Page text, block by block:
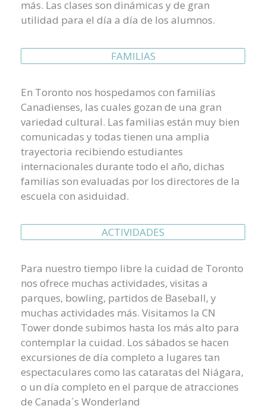
más. Las clases son dinámicas y de gran
utilidad para el día a día de los alumnos.
FAMILIAS
En Toronto nos hospedamos con familias
Canadienses, las cuales gozan de una gran
variedad cultural. Las familias están muy bien
comunicadas y todas tienen una amplia
trayectoria recibiendo estudiantes
internacionales durante todo el año, dichas
familias son evaluadas por los directores de la
escuela con asiduidad.
ACTIVIDADES
Para nuestro tiempo libre la cuidad de Toronto
nos ofrece muchas actividades, visitas a
parques, bowling, partidos de Baseball, y
muchas actividades más. Visitamos la CN
Tower donde subimos hasta los más alto para
contemplar la cuidad. Los sábados se hacen
excursiones de día completo a lugares tan
espectaculares como las cataratas del Niágara,
o un día completo en el parque de atracciones
de Canada´s Wonderland